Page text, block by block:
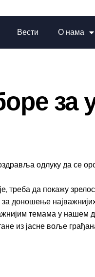
Вести О нама
за
одлуку да се
треба да покажу
за доношење
темама у
из јасне воље